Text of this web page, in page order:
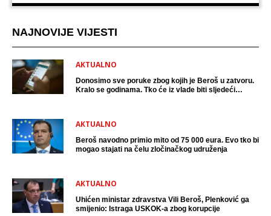
NAJNOVIJE VIJESTI
AKTUALNO
Donosimo sve poruke zbog kojih je Beroš u zatvoru.
Kralo se godinama. Tko će iz vlade biti sljedeći
AKTUALNO
Beroš navodno primio mito od 75 000 eura. Evo tko bi
mogao stajati na čelu zločinačkog udruženja
AKTUALNO
Uhićen ministar zdravstva Vili Beroš, Plenković ga
smijenio: Istraga USKOK-a zbog korupcije